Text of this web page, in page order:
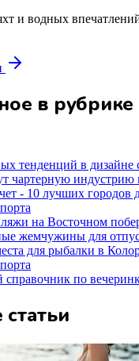
и водных
в рубрике
тенденций в дизайне
чартерную индустрию
- 10 лучших городов
на Восточном
жемчужины для
для рыбалки в
справочник по